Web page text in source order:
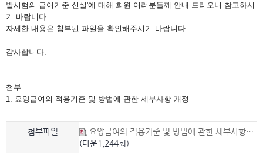
발시험의 급여기준 신설'에 대해 회원 여러분들께 안내 드리오니 참고하시
기 바랍니다.
자세한 내용은 첨부된 파일을 확인해주시기 바랍니다.
감사합니다.
첨부
1. 요양급여의 적용기준 및 방법에 관한 세부사항 개정
첨부파일
요양급여의 적용기준 및 방법에 관한 세부사항 개정.hwp
(다운1,244회)